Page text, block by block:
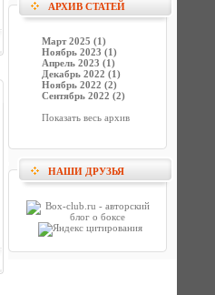
АРХИВ СТАТЕЙ
Март 2025 (1)
Ноябрь 2023 (1)
Апрель 2023 (1)
Декабрь 2022 (1)
Ноябрь 2022 (2)
Сентябрь 2022 (2)
Показать весь архив
НАШИ ДРУЗЬЯ